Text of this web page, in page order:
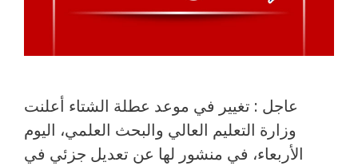
عاجل : تغيير في موعد عطلة الشتاء أعلنت
وزارة التعليم العالي والبحث العلمي، اليوم
الأربعاء، في منشور لها عن تعديل جزئي في